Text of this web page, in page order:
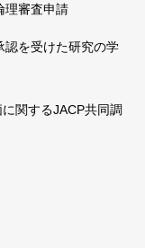
理審査申請
認を受けた研究の学
関するJACP共同調